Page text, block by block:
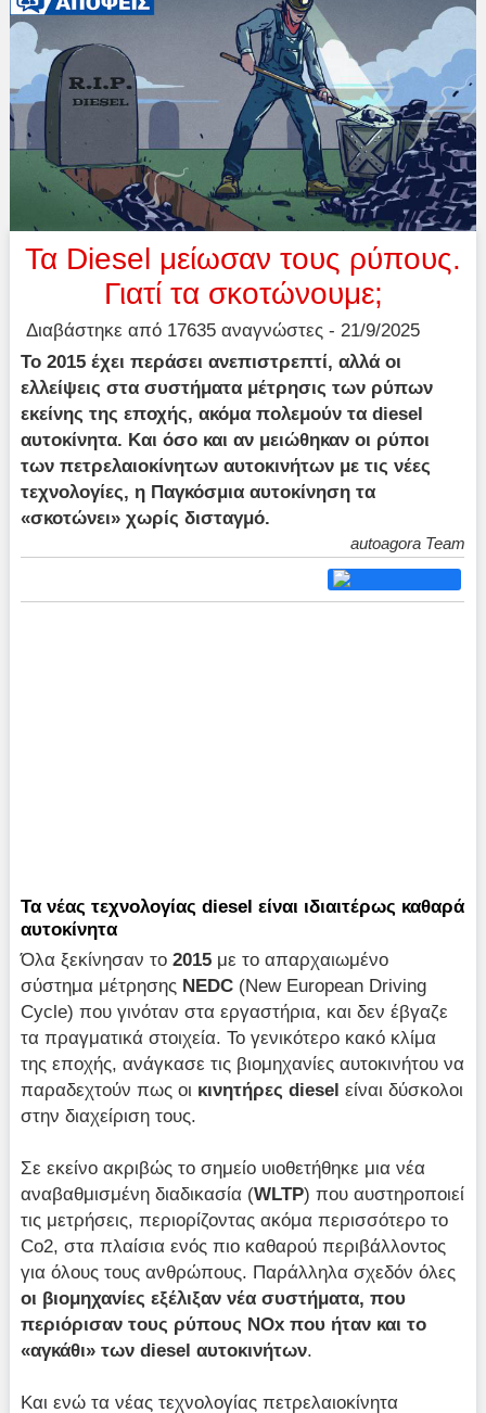
Τα Diesel μείωσαν τους ρύπους.
Γιατί τα σκοτώνουμε;
Διαβάστηκε από 17635 αναγνώστες - 21/9/2025
Το 2015 έχει περάσει ανεπιστρεπτί, αλλά οι
ελλείψεις στα συστήματα μέτρησις των ρύπων
εκείνης της εποχής, ακόμα πολεμούν τα diesel
αυτοκίνητα. Και όσο και αν μειώθηκαν οι ρύποι
των πετρελαιοκίνητων αυτοκινήτων με τις νέες
τεχνολογίες, η Παγκόσμια αυτοκίνηση τα
«σκοτώνει» χωρίς δισταγμό.
autoagora Team
Τα νέας τεχνολογίας diesel είναι ιδιαιτέρως καθαρά
αυτοκίνητα
Όλα ξεκίνησαν το2015 με το απαρχαιωμένο
σύστημα μέτρησης NEDC (New European Driving
Cycle) που γινόταν στα εργαστήρια, και δεν έβγαζε
τα πραγματικά στοιχεία. Το γενικότερο κακό κλίμα
της εποχής, ανάγκασε τις βιομηχανίες αυτοκινήτου να
παραδεχτούν πως οι κινητήρες diesel είναι δύσκολοι
στην διαχείριση τους.
Σε εκείνο ακριβώς το σημείο υιοθετήθηκε μια νέα
αναβαθμισμένη διαδικασία (WLTP) που αυστηροποιεί
τις μετρήσεις, περιορίζοντας ακόμα περισσότερο το
Co2, στα πλαίσια ενός πιο καθαρού περιβάλλοντος
για όλους τους ανθρώπους. Παράλληλα σχεδόν όλες
οι βιομηχανίες εξέλιξαν νέα συστήματα, που
περιόρισαν τους ρύπους NOx που ήταν και το
«αγκάθι» των diesel αυτοκινήτων.
Και ενώ τα νέας τεχνολογίας πετρελαιοκίνητα